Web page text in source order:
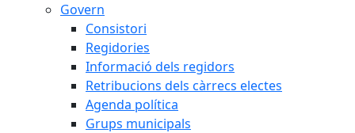
Govern
Consistori
Regidories
Informació dels regidors
Retribucions dels càrrecs electes
Agenda política
Grups municipals